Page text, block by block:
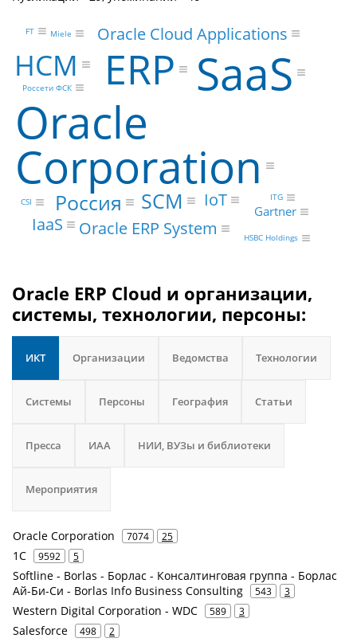
Oracle
Corporation
SaaS
ERP
HCM
Россия SCM
IoT
IaaS
Oracle ERP System
Oracle Cloud Applications
Gartner
CSI
HSBC Holdings
Miele
Россети ФСК
ITG
FT
Oracle ERP Cloud и организации,
системы, технологии, персоны:
ИКТ Организации Ведомства Технологии
Системы Персоны География Статьи
Пресса ИАА НИИ, ВУЗы и библиотеки
Мероприятия
Oracle Corporation 7074 25
1С 9592 5
Softline - Borlas - Борлас - Консалтинговая группа - Борлас
Ай-Би-Си - Borlas Info Business Consulting
543 3
Western Digital Corporation - WDC 589 3
Salesforce 498 2